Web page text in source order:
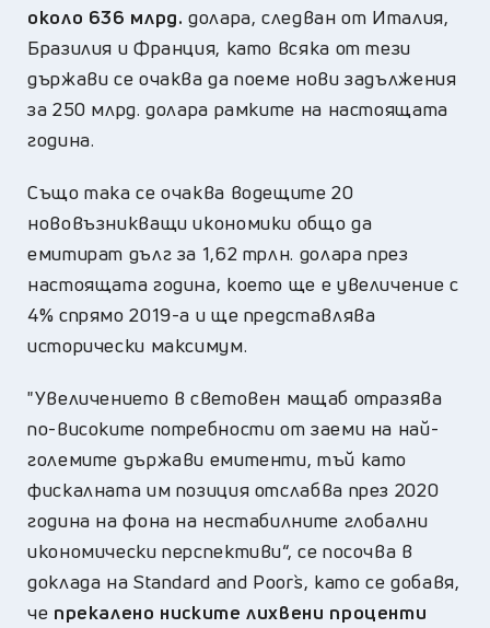
около 636 млрд. долара, следван от Италия,
Бразилия и Франция, като всяка от тези
държави се очаква да поеме нови задължения
за 250 млрд. долара рамките на настоящата
година.
Също така се очаква водещите 20
нововъзникващи икономики общо да
емитират дълг за 1,62 трлн. долара през
настоящата година, което ще е увеличение с
4% спрямо 2019-а и ще представлява
исторически максимум.
"Увеличението в световен мащаб отразява
по-високите потребности от заеми на най-
големите държави емитенти, тъй като
фискалната им позиция отслабва през 2020
година на фона на нестабилните глобални
икономически перспективи“, се посочва в
доклада на Standard and Poor`s, като се добавя,
че прекалено ниските лихвени проценти